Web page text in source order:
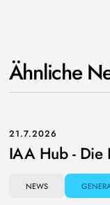
Ähnliche
21.7.2026
IAA Hub - Die
NEWS